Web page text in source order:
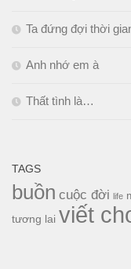
Ta đứng đợi thời
Anh nhớ em à
Thất tình là…
TAGS
buồn cuộc đời life
tương lai viết